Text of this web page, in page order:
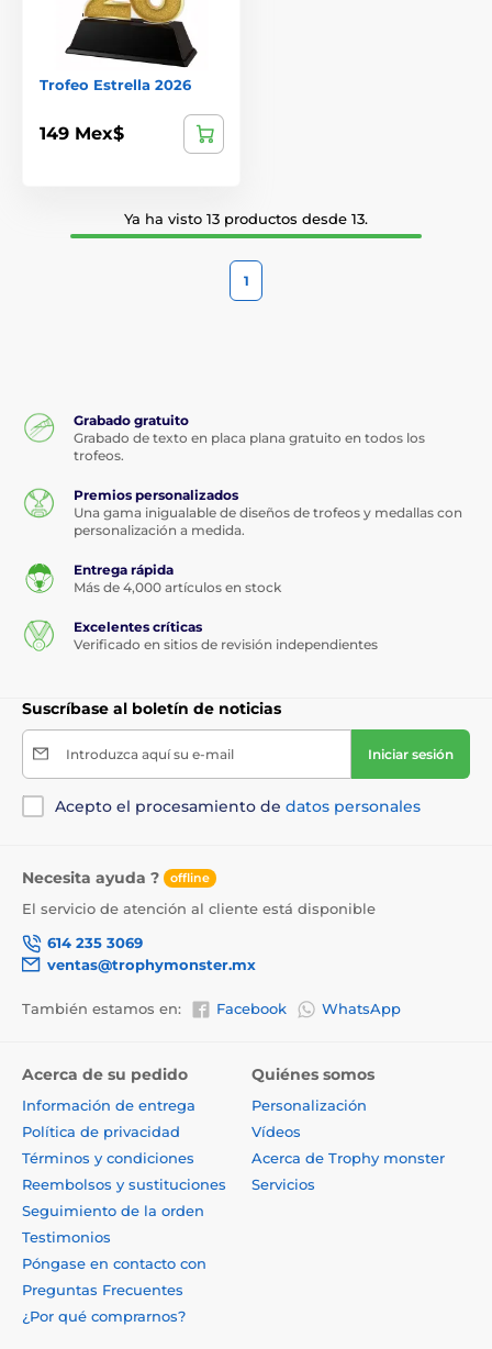
Trofeo Estrella 2026
149 Mex$
Ya ha visto 13 productos desde 13.
1
Grabado gratuito
Grabado de texto en placa plana gratuito en todos los
trofeos.
Premios personalizados
Una gama inigualable de diseños de trofeos y medallas con
personalización a medida.
Entrega rápida
Más de 4,000 artículos en stock
Excelentes críticas
Verificado en sitios de revisión independientes
Suscríbase al boletín de noticias
Introduzca aquí su e-mail Iniciar sesión
Acepto el procesamiento de datos personales
Necesita ayuda ? offline
El servicio de atención al cliente está disponible
614 235 3069
ventas@trophymonster.mx
También estamos en: Facebook WhatsApp
Acerca de su pedido
Información de entrega
Política de privacidad
Términos y condiciones
Reembolsos y sustituciones
Seguimiento de la orden
Testimonios
Póngase en contacto con
Preguntas Frecuentes
¿Por qué comprarnos?
Quiénes somos
Personalización
Vídeos
Acerca de Trophy monster
Servicios